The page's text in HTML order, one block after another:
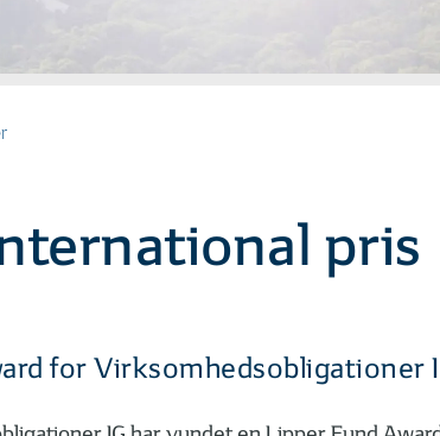
pris
for